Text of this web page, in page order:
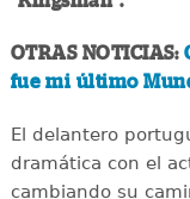
OTRAS NOTICIAS:
fue mi último
El delantero
dramática con el
cambiando su